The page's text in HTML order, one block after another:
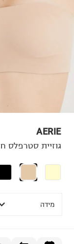
AERIE
גוזיית סטרפלס
מידה